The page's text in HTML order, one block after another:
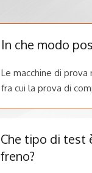
In che modo
Le macchine di
fra cui la prova di
Che tipo di test
freno?